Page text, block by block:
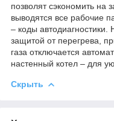
позволят сэкономить на
выводятся все рабочие
– коды
защитой от перегрева,
газа отключается
настенный котел – для
Скрыть